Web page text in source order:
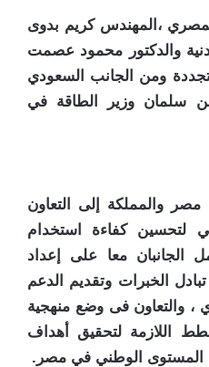
،المهندس كريم بدوى
والدكتور محمود عصمت
ومن الجانب السعودي
بن سلمان وزير الطاقة في
والمملكة إلى التعاون
لتحسين كفاءة استخدام
الجانبان معا على إعداد
الخبرات وتقديم الدعم
، والتعاون فى وضع منهجية
اللازمة لتحقيق أهداف
المستوى الوطني في مصر.